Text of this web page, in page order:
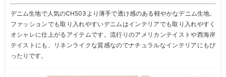
デニム生地で人気のCH503より薄手で透け感のある軽やかなデニム生地。
ファッションでも取り入れやすいデニムはインテリアでも取り入れやすく
オシャレに仕上がるアイテムです。流行りのアメリカンテイストや西海岸
テイストにも、リネンライクな質感なのでナチュラルなインテリアにもぴ
ったりです。